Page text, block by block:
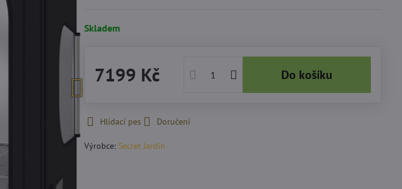
Skladem
7199 Kč Do košíku
Hlídací pes Doručení
Výrobce: Secret Jardin